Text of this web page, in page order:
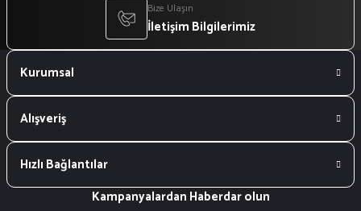
Bize Ulaşın
İletişim Bilgilerimiz
Kurumsal
Alışveriş
Hızlı Bağlantılar
Kampanyalardan Haberdar olun